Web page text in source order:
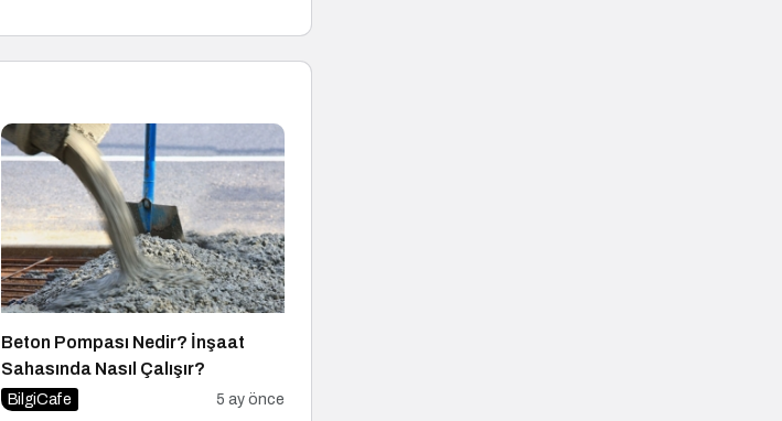
Beton Pompası Nedir? İnşaat
Sahasında Nasıl Çalışır?
BilgiCafe 5 ay önce